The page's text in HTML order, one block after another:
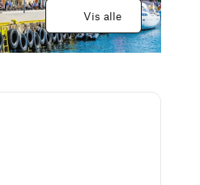
Vis alle